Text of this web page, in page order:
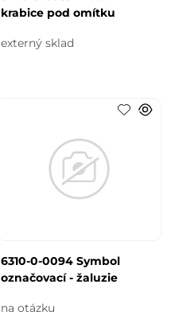
krabice pod omítku
externý sklad
6310-0-0094 Symbol
označovací - žaluzie
na otázku